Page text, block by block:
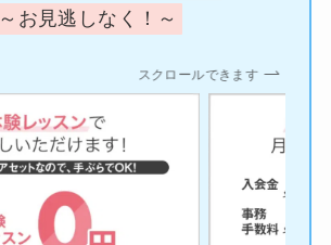
～お見逃しなく！～
スクロールできます